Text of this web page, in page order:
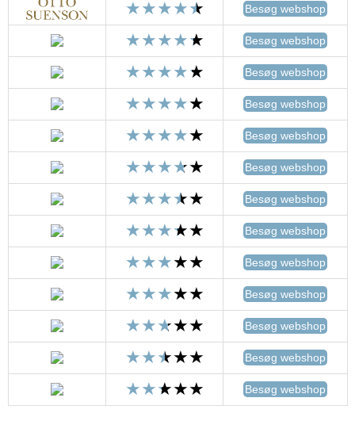
Besøg webshop
Besøg webshop
Besøg webshop
Besøg webshop
Besøg webshop
Besøg webshop
Besøg webshop
Besøg webshop
Besøg webshop
Besøg webshop
Besøg webshop
Besøg webshop
Besøg webshop